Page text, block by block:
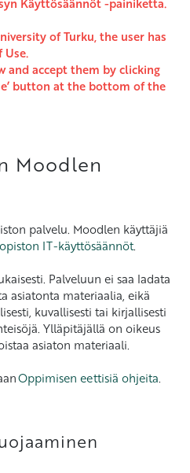
of Turku, the user has
Use.
and accept them by clicking
button at the bottom of the
Moodlen
palvelu. Moodlen käyttäjiä
IT-käyttösäännöt.
Palveluun ei saa ladata
asiatonta materiaalia, eikä
kuvallisesti tai kirjallisesti
Ylläpitäjällä on oikeus
asiaton materiaali.
Oppimisen eettisiä ohjeita.